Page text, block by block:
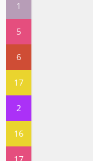
1
5
6
17
2
16